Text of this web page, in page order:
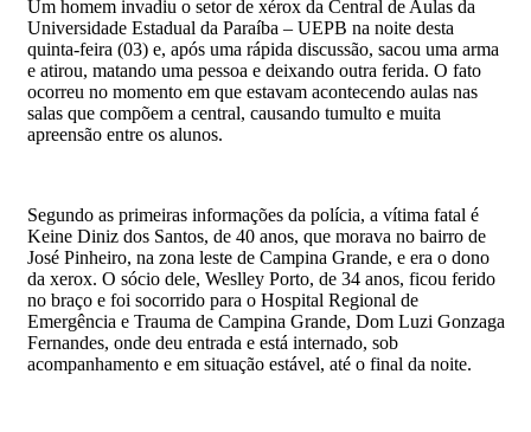
Um homem invadiu o setor de xérox da Central de Aulas da
Universidade Estadual da Paraíba – UEPB na noite desta
quinta-feira (03) e, após uma rápida discussão, sacou uma arma
e atirou, matando uma pessoa e deixando outra ferida. O fato
ocorreu no momento em que estavam acontecendo aulas nas
salas que compõem a central, causando tumulto e muita
apreensão entre os alunos.
Segundo as primeiras informações da polícia, a vítima fatal é
Keine Diniz dos Santos, de 40 anos, que morava no bairro de
José Pinheiro, na zona leste de Campina Grande, e era o dono
da xerox. O sócio dele, Weslley Porto, de 34 anos, ficou ferido
no braço e foi socorrido para o Hospital Regional de
Emergência e Trauma de Campina Grande, Dom Luzi Gonzaga
Fernandes, onde deu entrada e está internado, sob
acompanhamento e em situação estável, até o final da noite.